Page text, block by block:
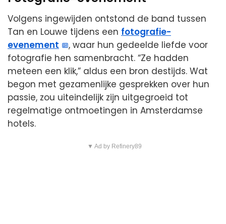
Volgens ingewijden ontstond de band tussen
Tan en Louwe tijdens een fotografie-
evenement
, waar hun gedeelde liefde voor
fotografie hen samenbracht. “Ze hadden
meteen een klik,” aldus een bron destijds. Wat
begon met gezamenlijke gesprekken over hun
passie, zou uiteindelijk zijn uitgegroeid tot
regelmatige ontmoetingen in Amsterdamse
hotels.
▼ Ad by Refinery89